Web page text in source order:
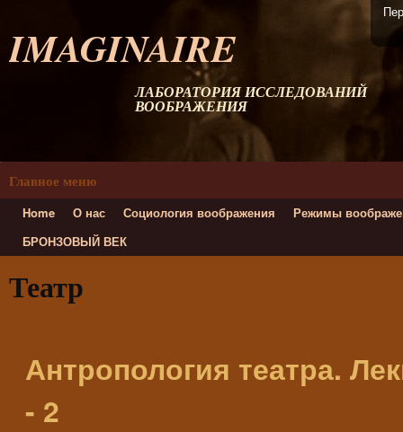
IMAGINAIRE
ЛАБОРАТОРИЯ ИССЛЕДОВАНИЙ
ВООБРАЖЕНИЯ
Главное меню
Home О нас Социология воображения
Режимы
БРОНЗОВЫЙ ВЕК
Театр
Антропология театра.
- 2